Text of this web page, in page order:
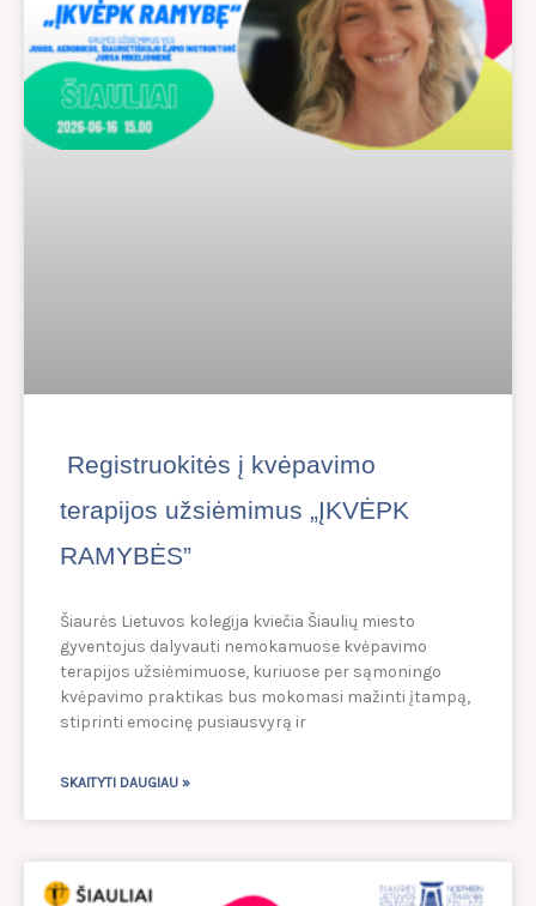
Registruokitės į kvėpavimo
terapijos užsiėmimus „ĮKVĖPK
RAMYBĖS”
Šiaurės Lietuvos kolegija kviečia Šiaulių miesto
gyventojus dalyvauti nemokamuose kvėpavimo
terapijos užsiėmimuose, kuriuose per sąmoningo
kvėpavimo praktikas bus mokomasi mažinti įtampą,
stiprinti emocinę pusiausvyrą ir
SKAITYTI DAUGIAU »